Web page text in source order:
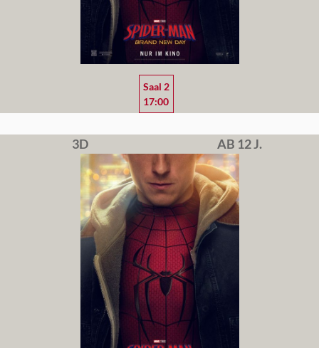
Saal 2
17:00
3D AB 12 J.